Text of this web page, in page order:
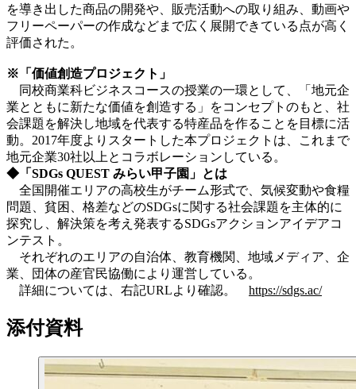
を導き出した商品の開発や、販売活動への取り組み、動画や
フリーペーパーの作成などまで広く展開できている点が高く
評価された。
※「価値創造プロジェクト」
同校商業科ビジネスコースの授業の一環として、「地元企
業とともに新たな価値を創造する」をコンセプトのもと、社
会課題を解決し地域を代表する特産品を作ることを目標に活
動。2017年度よりスタートした本プロジェクトは、これまで
地元企業30社以上とコラボレーションしている。
◆「SDGs QUEST みらい甲子園」とは
全国開催エリアの高校生がチーム形式で、気候変動や食糧
問題、貧困、格差などのSDGsに関する社会課題を主体的に
探究し、解決策を考え発表するSDGsアクションアイデアコ
ンテスト。
それぞれのエリアの自治体、教育機関、地域メディア、企
業、団体の産官民協働により運営している。
詳細については、右記URLより確認。 https://sdgs.ac/
添付資料